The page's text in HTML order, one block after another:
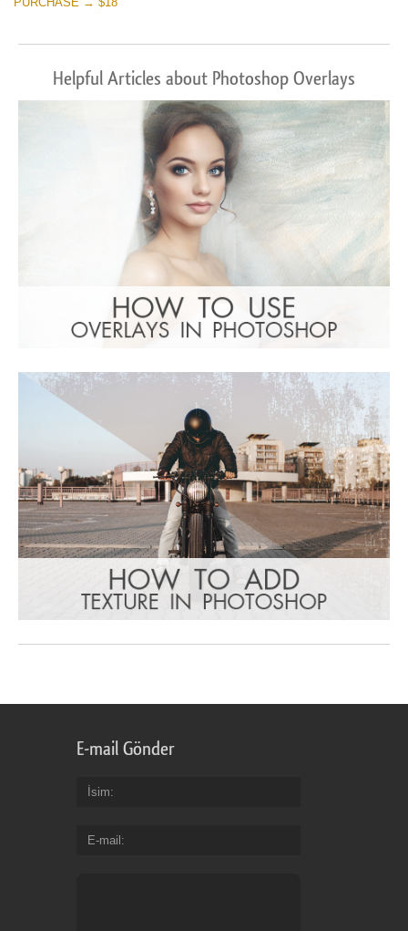
Helpful Articles about Photoshop Overlays
E-mail Gönder
İsim
E-mail